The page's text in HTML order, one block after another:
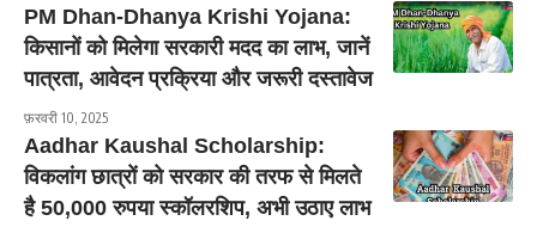
PM Dhan-Dhanya Krishi Yojana:
किसानों को मिलेगा सरकारी मदद का लाभ, जानें
पात्रता, आवेदन प्रक्रिया और जरूरी दस्तावेज
फ़रवरी 10, 2025
Aadhar Kaushal Scholarship:
विकलांग छात्रों को सरकार की तरफ से मिलते
है 50,000 रुपया स्कॉलरशिप, अभी उठाए लाभ